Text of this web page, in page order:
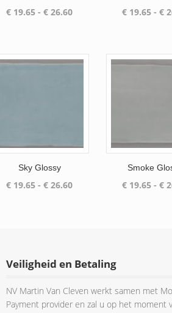
€ 19.65 - € 26.60Prijsklasse:
€ 19.65 - €
Sky Glossy
€ 19.65 - € 26.60Prijsklasse:
Smoke
€ 19.65 - €
Veiligheid en Betaling
NV Martin Van Cleven werkt samen met
Payment provider en zal u op het moment